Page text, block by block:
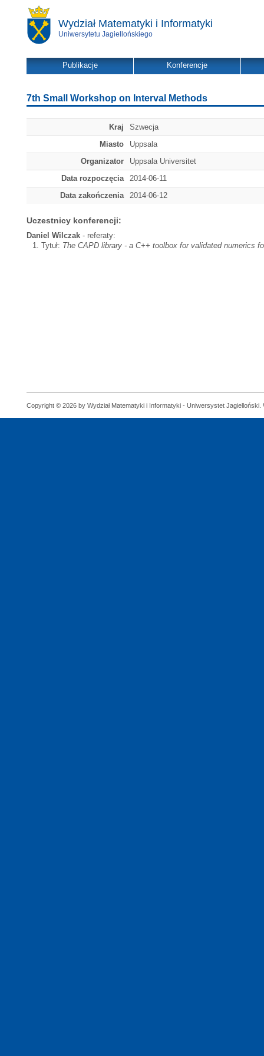
Wydział Matematyki i Informatyki
Uniwersytetu Jagiellońskiego
Publikacje Konferencje
7th Small Workshop on Interval Methods
Kraj
Szwecja
Miasto
Uppsala
Organizator
Uppsala Universitet
Data rozpoczęcia
2014-06-11
Data zakończenia
2014-06-12
Uczestnicy konferencji:
Daniel Wilczak - referaty:
Tytuł: The CAPD library - a C++ toolbox for validated numerics
Copyright © 2026 by Wydział Matematyki i Informatyki - Uniwersystet